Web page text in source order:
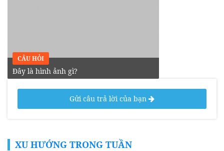
CÂU HỎI
Đây là hình ảnh gì?
Gửi câu trả lời của bạn
XU HƯỚNG TRONG TUẦN